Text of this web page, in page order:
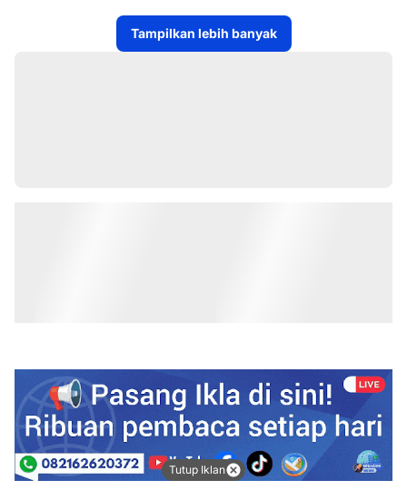
Tampilkan lebih banyak
Tutup Iklan